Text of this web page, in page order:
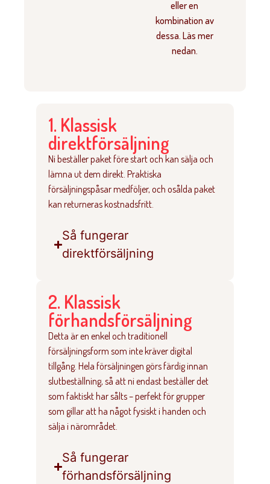
eller en
kombination av
dessa. Läs mer
nedan.
1. Klassisk
direktförsäljning
Ni beställer paket före start och kan sälja och
lämna ut dem direkt. Praktiska
försäljningspåsar medföljer, och osålda paket
kan returneras kostnadsfritt.
Så fungerar
direktförsäljning
2. Klassisk
förhandsförsäljning
Detta är en enkel och traditionell
försäljningsform som inte kräver digital
tillgång. Hela försäljningen görs färdig innan
slutbeställning, så att ni endast beställer det
som faktiskt har sålts – perfekt för grupper
som gillar att ha något fysiskt i handen och
sälja i närområdet.
Så fungerar
förhandsförsäljning